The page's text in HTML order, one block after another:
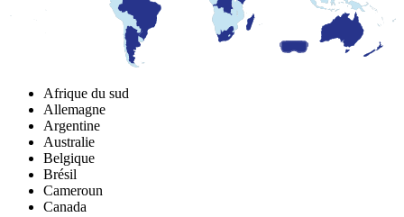
Afrique du sud
Allemagne
Argentine
Australie
Belgique
Brésil
Cameroun
Canada